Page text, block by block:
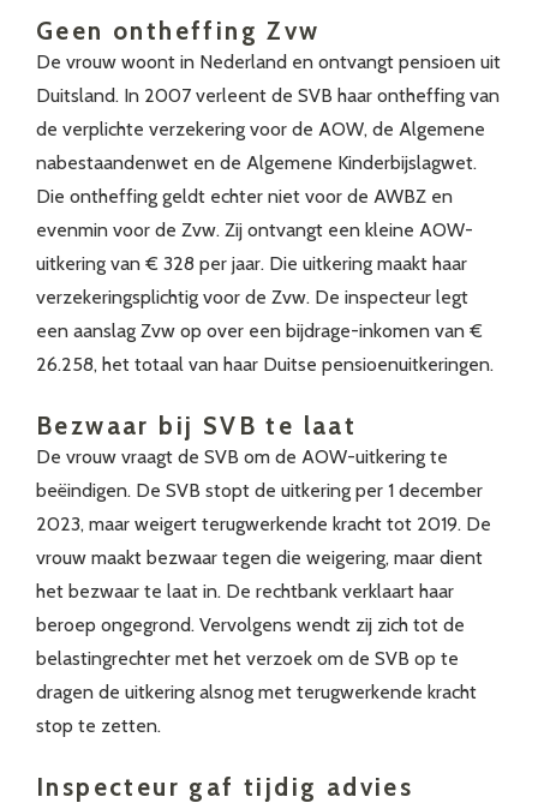
Geen ontheffing Zvw
De vrouw woont in Nederland en ontvangt pensioen uit
Duitsland. In 2007 verleent de SVB haar ontheffing van
de verplichte verzekering voor de AOW, de Algemene
nabestaandenwet en de Algemene Kinderbijslagwet.
Die ontheffing geldt echter niet voor de AWBZ en
evenmin voor de Zvw. Zij ontvangt een kleine AOW-
uitkering van € 328 per jaar. Die uitkering maakt haar
verzekeringsplichtig voor de Zvw. De inspecteur legt
een aanslag Zvw op over een bijdrage-inkomen van €
26.258, het totaal van haar Duitse pensioenuitkeringen.
Bezwaar bij SVB te laat
De vrouw vraagt de SVB om de AOW-uitkering te
beëindigen. De SVB stopt de uitkering per 1 december
2023, maar weigert terugwerkende kracht tot 2019. De
vrouw maakt bezwaar tegen die weigering, maar dient
het bezwaar te laat in. De rechtbank verklaart haar
beroep ongegrond. Vervolgens wendt zij zich tot de
belastingrechter met het verzoek om de SVB op te
dragen de uitkering alsnog met terugwerkende kracht
stop te zetten.
Inspecteur gaf tijdig advies